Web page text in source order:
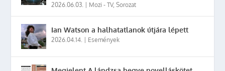
2026.06.03. Mozi - TV,Sorozat
Ian Watson a halhatatlanok útjára lépett
2026.04.14. Események